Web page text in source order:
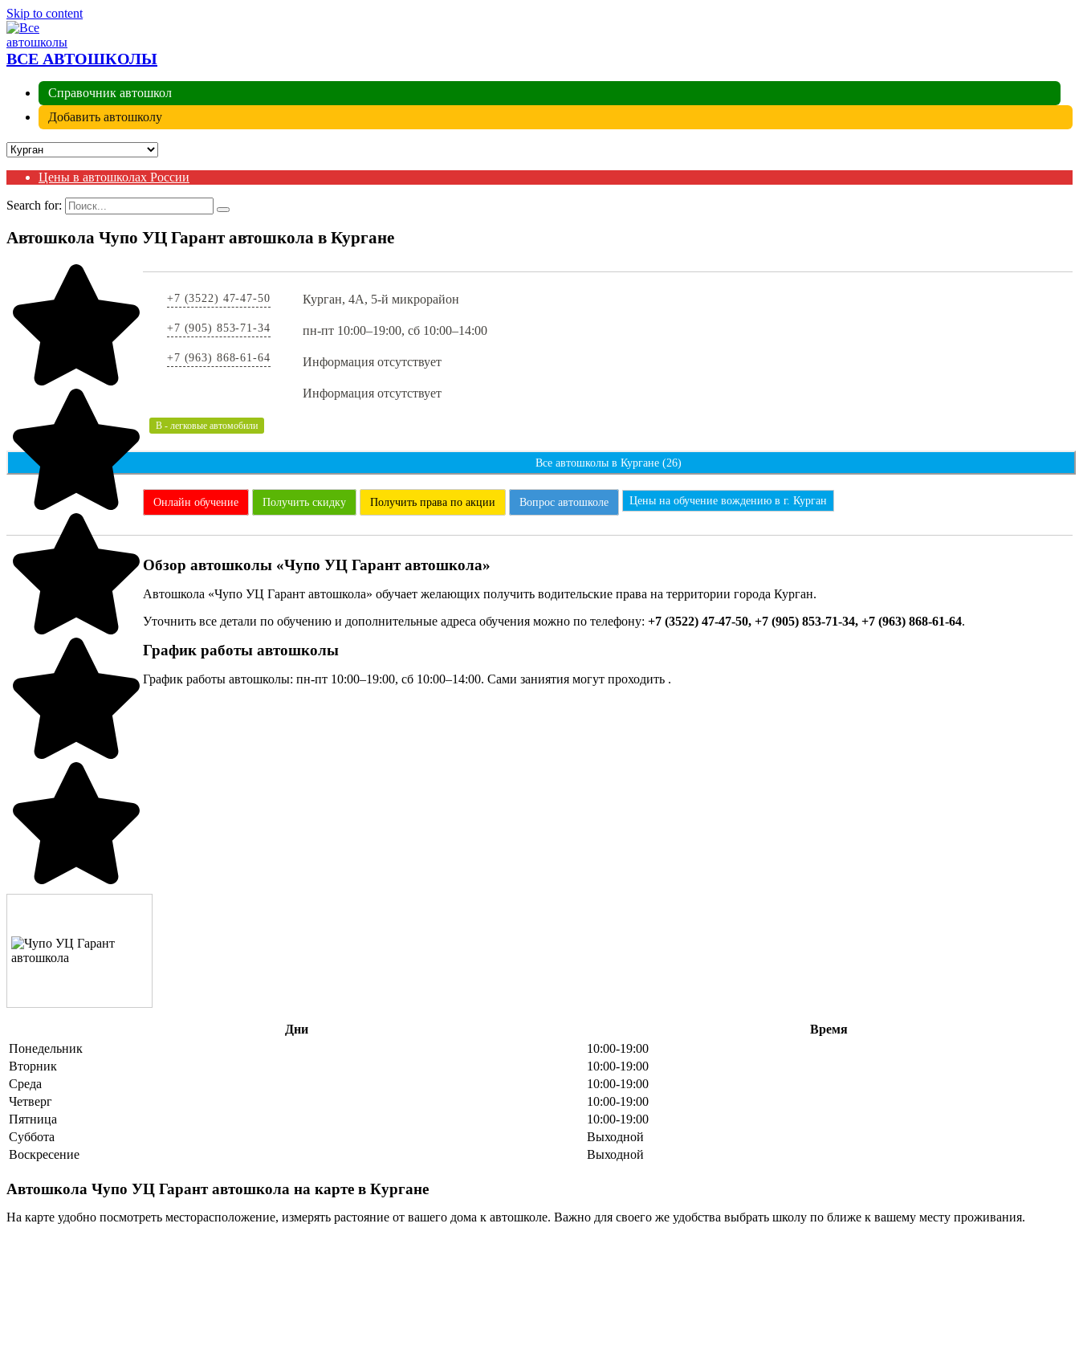
Skip to content
ВСЕ АВТОШКОЛЫ
Справочник автошкол
Добавить автошколу
Цены в автошколах России
Search for:
Автошкола Чупо УЦ Гарант автошкола в Кургане
+7 (3522) 47-47-50
+7 (905) 853-71-34
+7 (963) 868-61-64
Курган, 4А, 5-й микрорайон
пн-пт 10:00–19:00, сб 10:00–14:00
Информация отсутствует
Информация отсутствует
B - легковые автомобили
Все автошколы в Кургане (26)
Онлайн обучение Получить скидку Получить права по акции Вопрос автошколе Цены на обучение вождению в г. Курган
Обзор автошколы «Чупо УЦ Гарант автошкола»
Автошкола «Чупо УЦ Гарант автошкола» обучает желающих получить водительские права на территории города Курган.
Уточнить все детали по обучению и дополнительные адреса обучения можно по телефону: +7 (3522) 47-47-50, +7 (905) 853-71-34, +7 (963) 868-61-64.
График работы автошколы
График работы автошколы: пн-пт 10:00–19:00, сб 10:00–14:00. Сами заниятия могут проходить .
Дни
Время
Понедельник
10:00-19:00
Вторник
10:00-19:00
Среда
10:00-19:00
Четверг
10:00-19:00
Пятница
10:00-19:00
Суббота
Выходной
Воскресение
Выходной
Автошкола Чупо УЦ Гарант автошкола на карте в Кургане
На карте удобно посмотреть месторасположение, измерять растояние от вашего дома к автошколе. Важно для своего же удобства выбрать школу по ближе к вашему месту проживания.